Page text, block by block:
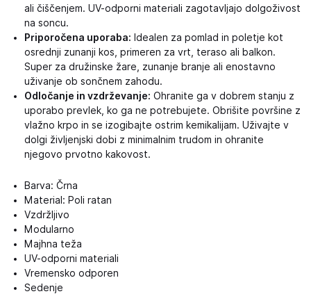
ali čiščenjem. UV-odporni materiali zagotavljajo dolgoživost
na soncu.
Priporočena uporaba: Idealen za pomlad in poletje kot
osrednji zunanji kos, primeren za vrt, teraso ali balkon.
Super za družinske žare, zunanje branje ali enostavno
uživanje ob sončnem zahodu.
Odločanje in vzdrževanje: Ohranite ga v dobrem stanju z
uporabo prevlek, ko ga ne potrebujete. Obrišite površine z
vlažno krpo in se izogibajte ostrim kemikalijam. Uživajte v
dolgi življenjski dobi z minimalnim trudom in ohranite
njegovo prvotno kakovost.
Barva: Črna
Material: Poli ratan
Vzdržljivo
Modularno
Majhna teža
UV-odporni materiali
Vremensko odporen
Sedenje